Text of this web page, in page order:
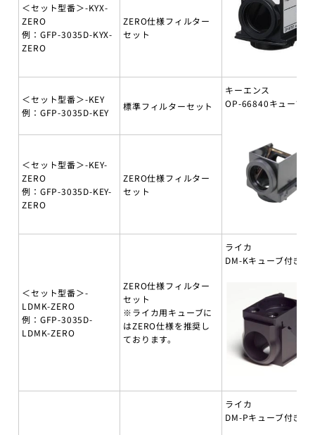
＜セット型番＞-KYX-
ZERO
例：GFP-3035D-KYX-
ZERO
ZERO仕様フィルター
セット
＜セット型番＞-KEY
例：GFP-3035D-KEY
標準フィルターセット
キーエンス
OP-66840キューブ付
＜セット型番＞-KEY-
ZERO
例：GFP-3035D-KEY-
ZERO
ZERO仕様フィルター
セット
＜セット型番＞-
LDMK-ZERO
例：GFP-3035D-
LDMK-ZERO
ZERO仕様フィルター
セット
※ライカ用キューブに
はZERO仕様を推奨し
ております。
ライカ
DM-Kキューブ付き
ライカ
DM-Pキューブ付き